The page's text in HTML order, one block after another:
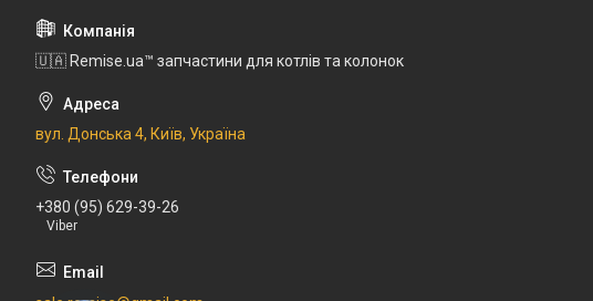
🇺🇦 Remise.ua™ запчастини для котлів та колонок
вул. Донська 4, Київ, Україна
+380 (95) 629-39-26
Viber